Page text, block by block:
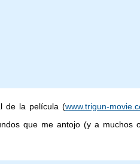
de la película (www.trigun-
que me antojo (y a